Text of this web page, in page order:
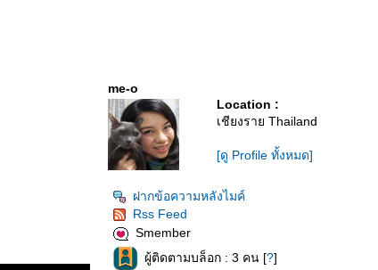
me-o
Location :
เชียงราย Thailand
[ดู Profile ทั้งหมด]
ฝากข้อความหลังไมค์
Rss Feed
Smember
ผู้ติดตามบล็อก : 3 คน [?]